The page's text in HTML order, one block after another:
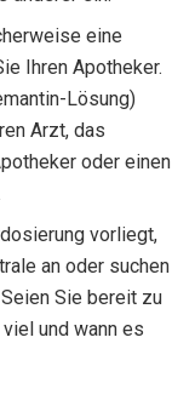
eine
Ihren Apotheker.
Lösung)
Arzt, das
oder einen
vorliegt,
an oder suchen
Sie bereit zu
und wann es